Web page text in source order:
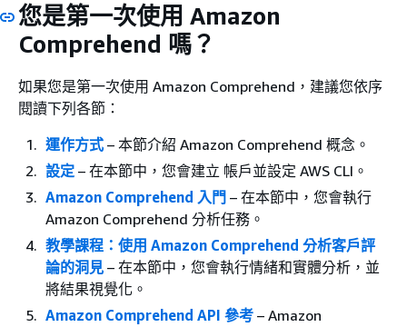
您是第一次使用 Amazon
Comprehend 嗎？
如果您是第一次使用 Amazon Comprehend，建議您依序
閱讀下列各節：
運作方式 – 本節介紹 Amazon Comprehend 概念。
設定 – 在本節中，您會建立 帳戶並設定 AWS CLI。
Amazon Comprehend 入門 – 在本節中，您會執行
Amazon Comprehend 分析任務。
教學課程：使用 Amazon Comprehend 分析客戶評
論的洞見 – 在本節中，您會執行情緒和實體分析，並
將結果視覺化。
Amazon Comprehend API 參考 – Amazon